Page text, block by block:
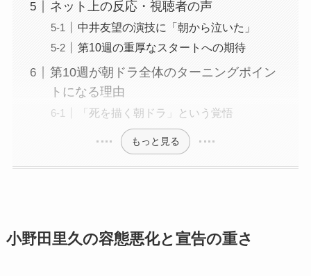
ネット上の反応・視聴者の声
中井友望の演技に「朝から泣いた」
第10週の重厚なスタートへの期待
第10週が朝ドラ全体のターニングポイン
トになる理由
「死を描く朝ドラ」という覚悟
もっと見る
小野田里久の容態悪化と宣告の重さ